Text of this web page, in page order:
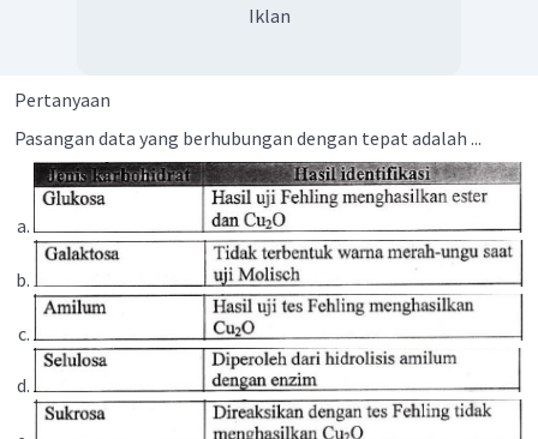
Iklan
Pertanyaan
Pasangan data yang berhubungan dengan tepat adalah ...